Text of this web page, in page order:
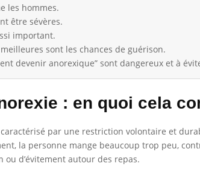
les hommes.
être sévères.
important.
sont les chances de guérison.
devenir anorexique” sont dangereux et à
: en quoi cela
par une restriction volontaire et
la personne mange beaucoup trop peu,
d’évitement autour des repas.